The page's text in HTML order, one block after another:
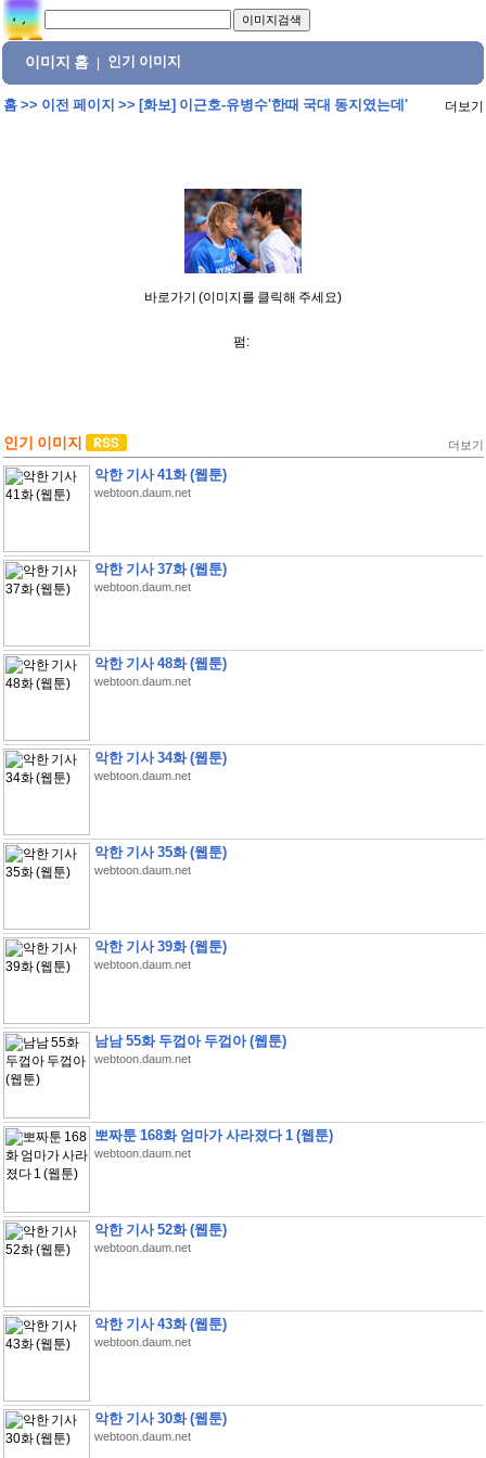
이미지 홈 인기 이미지
홈>> 이전 페이지 >> [화보] 이근호-유병수'한때 국대 동지였는데' 더보기
바로가기 (이미지를 클릭해 주세요)
펌:
인기 이미지 더보기
악한 기사 41화 (웹툰)
webtoon.daum.net
악한 기사 37화 (웹툰)
webtoon.daum.net
악한 기사 48화 (웹툰)
webtoon.daum.net
악한 기사 34화 (웹툰)
webtoon.daum.net
악한 기사 35화 (웹툰)
webtoon.daum.net
악한 기사 39화 (웹툰)
webtoon.daum.net
남남 55화 두껍아 두껍아 (웹툰)
webtoon.daum.net
뽀짜툰 168화 엄마가 사라졌다 1 (웹툰)
webtoon.daum.net
악한 기사 52화 (웹툰)
webtoon.daum.net
악한 기사 43화 (웹툰)
webtoon.daum.net
악한 기사 30화 (웹툰)
webtoon.daum.net